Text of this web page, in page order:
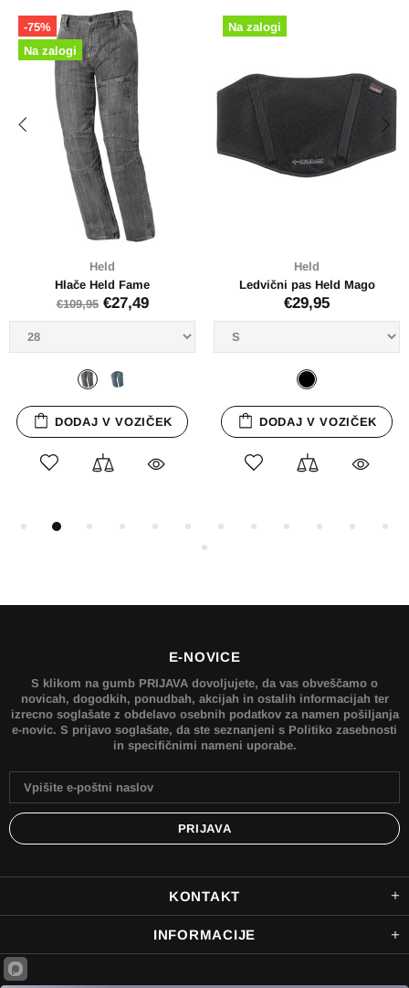
Ni zaloge ? Pokličite
Held
Zaščitni vosek za usnje Held
€4,95
RAZPRODANO
-51%
Held
Usnjeni brezrokavnik Held Dillon
€139,95 €69,95
RAZPRODANO
E-NOVICE
S klikom na gumb PRIJAVA dovoljujete, da vas obveščamo o
novicah, dogodkih, ponudbah, akcijah in ostalih informacijah ter
izrecno soglašate z obdelavo osebnih podatkov za namen pošiljanja
e-novic. S prijavo soglašate, da ste seznanjeni s Politiko zasebnosti
in specifičnimi nameni uporabe.
KONTAKT
INFORMACIJE